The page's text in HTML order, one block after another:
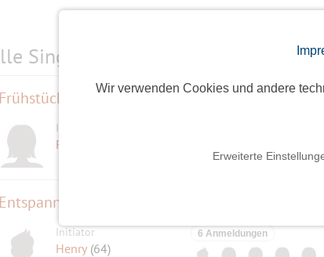
Wir verwenden Cookies und andere
Erweiterte
Single-Events am
Frühstück im Mendoza
Initiatorin
Finja
Initiator
Henry (64)
6 Anmeldungen